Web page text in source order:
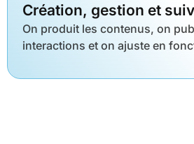
Création, gestion et
On produit les contenus, on
interactions et on ajuste en